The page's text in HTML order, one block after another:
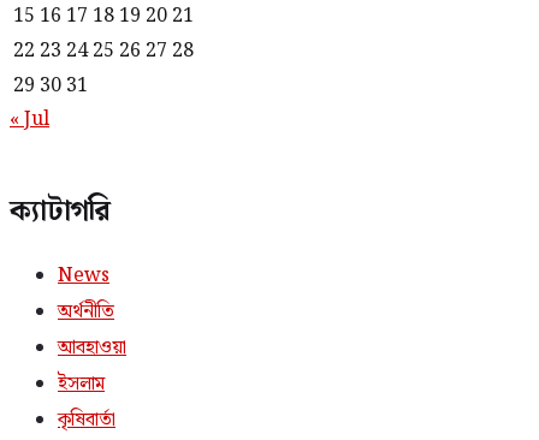
15 16 17 18 19 20 21
22 23 24 25 26 27 28
29 30 31
« Jul
ক্যাটাগরি
News
অর্থনীতি
আবহাওয়া
ইসলাম
কৃষিবার্তা